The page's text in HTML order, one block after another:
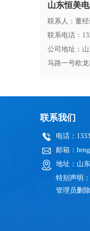
山东恒美
联系人：董经
联系电话：
公司地址：
马路一号欧龙
联系我们
电话：
邮箱：
地址：山
特别声明
管理员删除